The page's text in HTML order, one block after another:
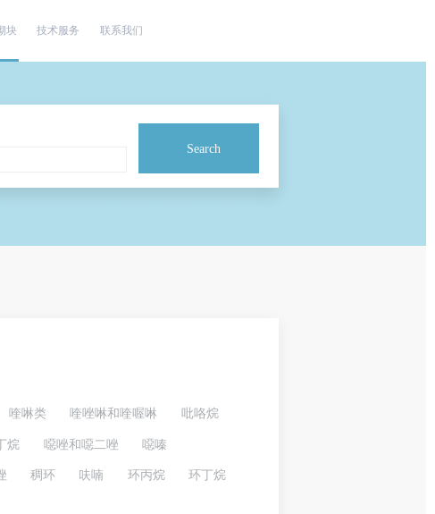
块 技术服务 联系我们
Search
喹啉类 喹唑啉和喹喔啉 吡咯烷
烷 噁唑和噁二唑 噁嗪
稠环 呋喃 环丙烷 环丁烷